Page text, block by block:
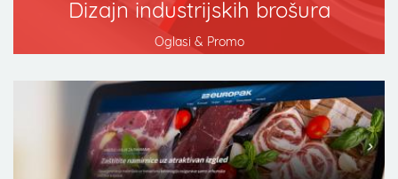
Dizajn industrijskih brošura
Oglasi & Promo